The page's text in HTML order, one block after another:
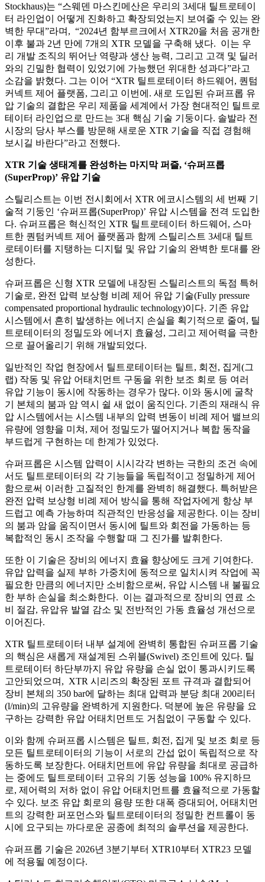
Stockhaus)는 “스웨덴 마스킨메산은 우리의 3세대 틸트로테이
터 라인업이 어떻게 진화하고 확장되었는지 보여줄 수 있는 완
벽한 무대”라며 , “2024년 함부르크에서 XTR20을 처음 공개한
이후 불과 2년 만에 7개의 XTR 모델을 구축해 냈다. 이는 우
리 개발 조직의 뛰어난 역량과 생산 능력, 그리고 고객 및 딜러
와의 긴밀한 협력이 있었기에 가능했던 위대한 성과다”라고
소감을 밝혔다. 그는 이어 “XTR 틸트로테이터 하드웨어 , 퀀텀
커넥트 제어 플랫폼, 그리고 이번에 . 새로 도입된 슈퍼프롭 유
압 기술의 결합은 우리 제품을 세계에서 가장 현대적인 틸트로
테이터 라인업으로 만드는 3대 핵심 기술 기둥이다. 솔발라 전
시장의 당사 부스를 방문해 새로운 XTR 기술을 직접 경험해
보시길 바란다”라고 전했다.
XTR 기술 생태계를 완성하는 마지막 퍼즐, ‘슈퍼프롭
(SuperProp)’ 유압 기술
스틸리스트는 이번 전시회에서 XTR 에코시스템의 세 번째 기
술적 기둥인 ‘슈퍼프롭(SuperProp)’ 유압 시스템을 전격 도입한
다. 슈퍼프롭은 혁신적인 XTR 틸트로테이터 하드웨어 , 스마
트한 퀀텀커넥트 제어 플랫폼과 함께 스틸리스트 3세대 틸트
로테이터를 지탱하는 디지털 및 유압 기술의 완벽한 토대를 완
성한다.
슈퍼프롭은 신형 XTR 모델에 내장된 스틸리스트의 독점 특허
기술로, 완전 압력 보상형 비례 제어 유압 기술(Fully pressure
compensated proportional hydraulic technology)이다. 기존 유압
시스템에서 흔히 발생하는 에너지 손실을 획기적으로 줄여 , 틸
트로테이터의 정밀도와 에너지 효율성, 그리고 제어력을 극한
으로 끌어올리기 위해 개발되었다.
일반적인 작업 현장에서 틸트로테이터는 틸트, 회전 , 집게 (그
랩) 작동 및 유압 어태치먼트 구동을 위한 보조 회로 등 여러
유압 기능이 동시에 작동하는 경우가 많다. 이와 동시에 굴착
기 본체의 붐과 암 역시 쉴 새 없이 움직인다. 기존의 재래식 유
압 시스템에서는 시스템 내부의 압력 변동이 비례 제어 밸브의
유량에 영향을 미쳐 , 제어 정밀도가 떨어지거나 복합 동작을
부드럽게 구현하는 데 한계가 있었다.
슈퍼프롭은 시스템 압력이 시시각각 변하는 극한의 조건 속에
서도 틸트로테이터의 각 기능들을 독립적이고 정밀하게 제어
함으로써 이러한 고질적인 한계를 완벽히 해결했다. 특허받은
완전 압력 보상형 비례 제어 방식을 통해 작업자에게 항상 부
드럽고 예측 가능하며 직관적인 반응성을 제공한다. 이는 장비
의 붐과 암을 움직이면서 동시에 틸트와 회전을 가동하는 등
복합적인 동시 조작을 수행할 때 그 진가를 발휘한다.
또한 이 기술은 장비의 에너지 효율 향상에도 크게 기여한다.
유압 압력을 실제 부하 가중치에 동적으로 일치시켜 작업에 꼭
필요한 만큼의 에너지만 소비함으로써 , 유압 시스템 내 불필요
한 부하 손실을 최소화한다. 이는 결과적으로 장비의 연료 소
비 절감, 유압유 발열 감소 및 전반적인 가동 효율성 개선으로
이어진다.
XTR 틸트로테이터 내부 설계에 완벽히 통합된 슈퍼프롭 기술
의 핵심은 새롭게 재설계된 스위블(Swivel) 조인트에 있다. 틸
트로테이터 하단부까지 유압 유량을 손실 없이 통과시키도록
고안되었으며 , XTR 시리즈의 확장된 포트 규격과 결합되어
장비 본체의 350 bar에 달하는 최대 압력과 분당 최대 200리터
(l/min)의 고유량을 완벽하게 지원한다. 덕분에 높은 유량을 요
구하는 강력한 유압 어태치먼트도 거침없이 구동할 수 있다.
이와 함께 슈퍼프롭 시스템은 틸트, 회전 , 집게 및 보조 회로 등
모든 틸트로테이터의 기능이 서로의 간섭 없이 독립적으로 작
동하도록 보장한다. 어태치먼트에 유압 유량을 최대로 공급하
는 중에도 틸트로테이터 고유의 기동 성능을 100% 유지하므
로, 제어력의 저하 없이 유압 어태치먼트를 효율적으로 가동할
수 있다. 보조 유압 회로의 용량 또한 대폭 증대되어 , 어태치먼
트의 강력한 퍼포먼스와 틸트로테이터의 정밀한 컨트롤이 동
시에 요구되는 까다로운 공종에 최적의 솔루션을 제공한다.
슈퍼프롭 기술은 2026년 3분기부터 XTR10부터 XTR23 모델
에 적용될 예정이다.